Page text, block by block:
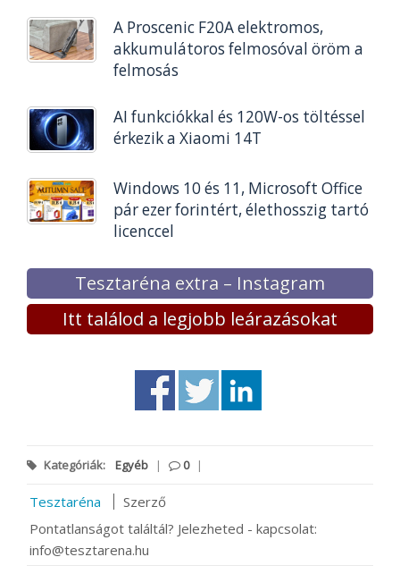
A Proscenic F20A elektromos,
akkumulátoros felmosóval öröm a
felmosás
AI funkciókkal és 120W-os töltéssel
érkezik a Xiaomi 14T
Windows 10 és 11, Microsoft Office
pár ezer forintért, élethosszig tartó
licenccel
Tesztaréna extra – Instagram
Itt találod a legjobb leárazásokat
Kategóriák: Egyéb | 0 |
Tesztaréna
Szerző
Pontatlanságot találtál? Jelezheted - kapcsolat:
info@tesztarena.hu